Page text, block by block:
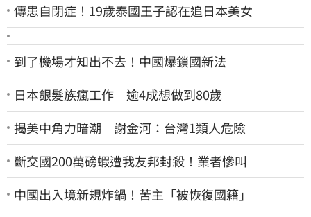
傳患自閉症！19歲泰國王子認在追日本美女
到了機場才知出不去！中國爆鎖國新法
日本銀髮族瘋工作 逾4成想做到80歲
揭美中角力暗潮 謝金河：台灣1類人危險
斷交國200萬磅蝦遭我友邦封殺！業者慘叫
中國出入境新規炸鍋！苦主「被恢復國籍」